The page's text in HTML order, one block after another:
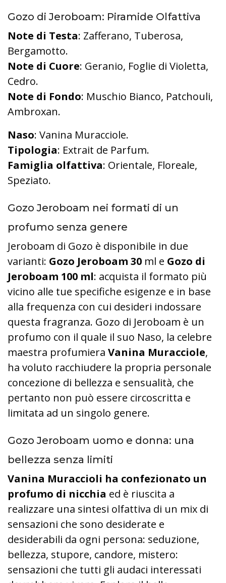
Gozo di Jeroboam: Piramide Olfattiva
Note di Testa: Zafferano, Tuberosa,
Bergamotto.
Note di Cuore: Geranio, Foglie di Violetta,
Cedro.
Note di Fondo: Muschio Bianco, Patchouli,
Ambroxan.
Naso: Vanina Muracciole.
Tipologia: Extrait de Parfum.
Famiglia olfattiva: Orientale, Floreale,
Speziato.
Gozo Jeroboam nei formati di un
profumo senza genere
Jeroboam di Gozo è disponibile in due
varianti: Gozo Jeroboam 30 ml e Gozo di
Jeroboam 100 ml: acquista il formato più
vicino alle tue specifiche esigenze e in base
alla frequenza con cui desideri indossare
questa fragranza. Gozo di Jeroboam è un
profumo con il quale il suo Naso, la celebre
maestra profumiera Vanina Muracciole,
ha voluto racchiudere la propria personale
concezione di bellezza e sensualità, che
pertanto non può essere circoscritta e
limitata ad un singolo genere.
Gozo Jeroboam uomo e donna: una
bellezza senza limiti
Vanina Muraccioli ha confezionato un
profumo di nicchia ed è riuscita a
realizzare una sintesi olfattiva di un mix di
sensazioni che sono desiderate e
desiderabili da ogni persona: seduzione,
bellezza, stupore, candore, mistero:
sensazioni che tutti gli audaci interessati